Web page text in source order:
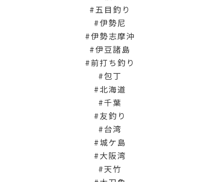
五目釣り
伊勢尼
伊勢志摩沖
伊豆諸島
前打ち釣り
包丁
北海道
千葉
友釣り
台湾
城ケ島
大阪湾
天竹